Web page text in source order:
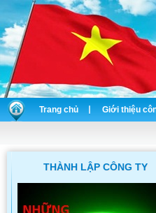
Trang chủ Giới thiệu
DỊCH VỤ THÀNH LẬP CÔNG